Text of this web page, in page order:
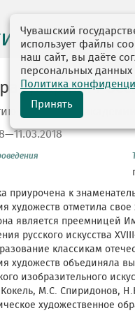
выставок
графики
Российской академии
приурочена к
художеств отметила
является преемницей
русского искусства
классикам
художеств объединяла
изобразительного
Кокель, М.С. Спиридонов,
художественное
Чувашский
использует файлы
наш сайт, вы даёте
персональных данных
Политика
Принять